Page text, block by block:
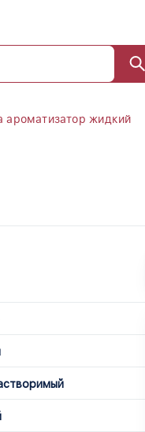
ароматизатор жидкий